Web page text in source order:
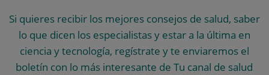
Si quieres recibir los mejores consejos de salud, saber
lo que dicen los especialistas y estar a la última en
ciencia y tecnología, regístrate y te enviaremos el
boletín con lo más interesante de Tu canal de salud